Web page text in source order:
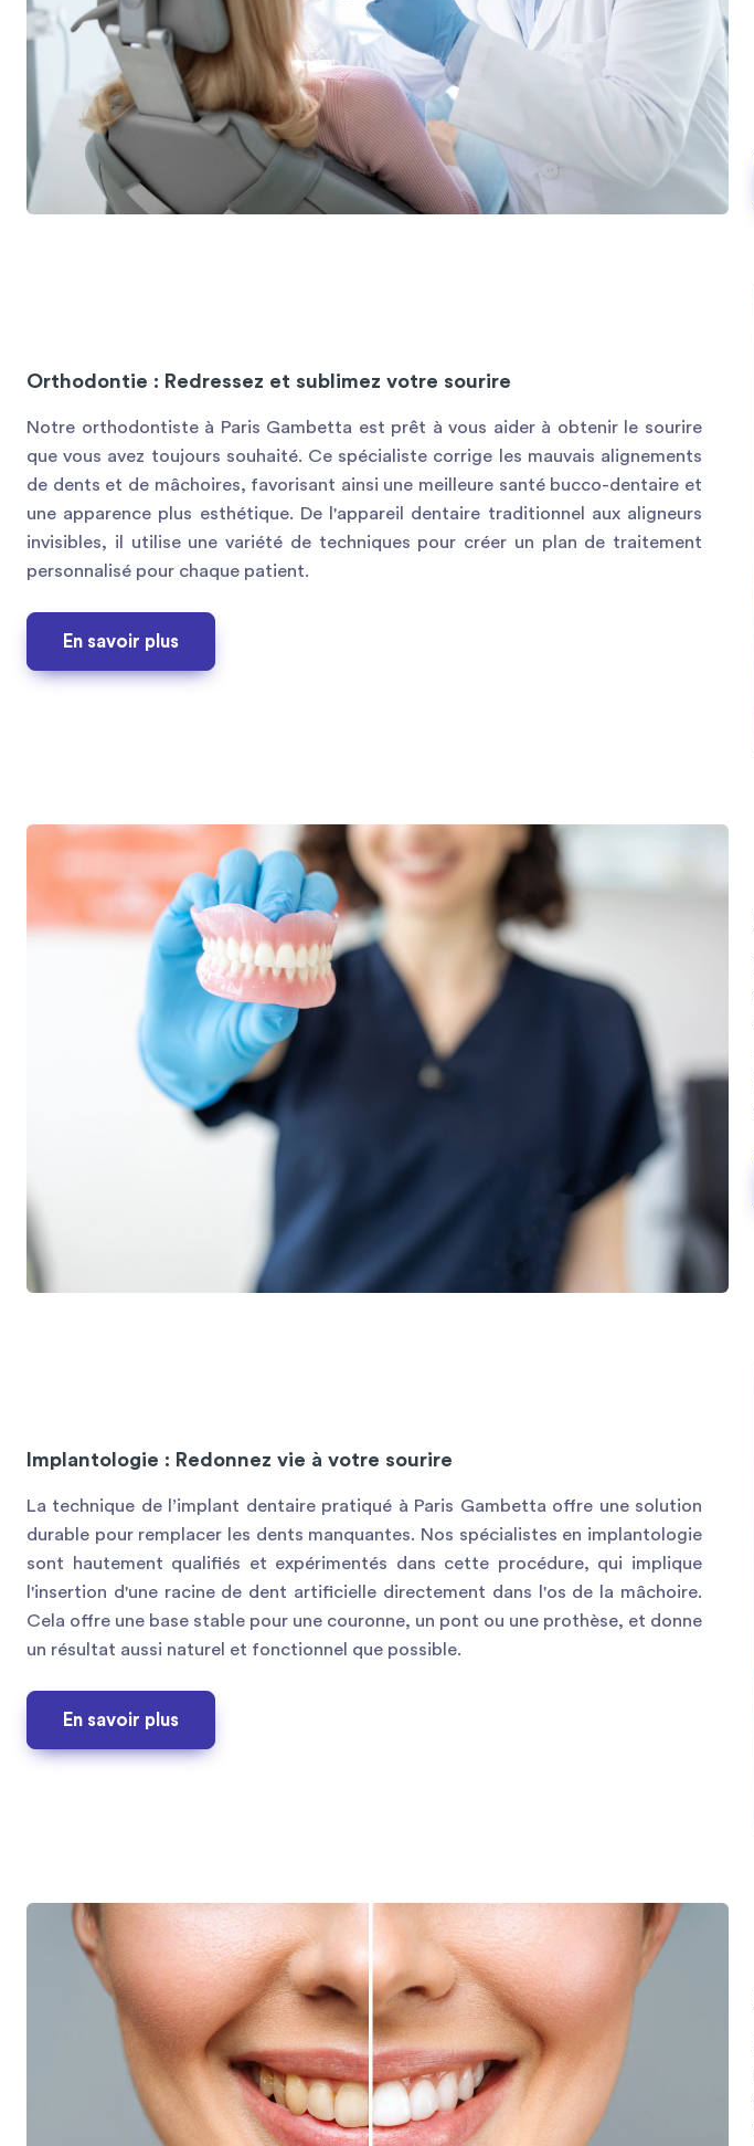
Orthodontie : Redressez et sublimez votre sourire
Notre orthodontiste à Paris Gambetta est prêt à vous aider à obtenir le sourire
que vous avez toujours souhaité. Ce spécialiste corrige les mauvais alignements
de dents et de mâchoires, favorisant ainsi une meilleure santé bucco-dentaire et
une apparence plus esthétique. De l'appareil dentaire traditionnel aux aligneurs
invisibles, il utilise une variété de techniques pour créer un plan de traitement
personnalisé pour chaque patient.
En savoir plus
Implantologie : Redonnez vie à votre sourire
La technique de l’implant dentaire pratiqué à Paris Gambetta offre une solution
durable pour remplacer les dents manquantes. Nos spécialistes en implantologie
sont hautement qualifiés et expérimentés dans cette procédure, qui implique
l'insertion d'une racine de dent artificielle directement dans l'os de la mâchoire.
Cela offre une base stable pour une couronne, un pont ou une prothèse, et donne
un résultat aussi naturel et fonctionnel que possible.
En savoir plus